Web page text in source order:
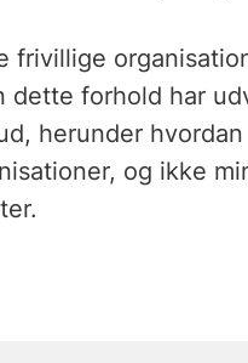
frivillige
dette forhold har
herunder
og ikke